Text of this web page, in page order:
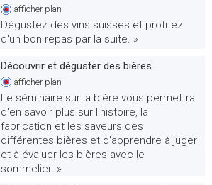
afficherplan
Dégustez des vins suisses et profitez
d'un bon repas par la suite. »
Découvrir et déguster des bières
afficherplan
Le séminaire sur la bière vous permettra
d'en savoir plus sur l'histoire, la
fabrication et les saveurs des
différentes bières et d'apprendre à juger
et à évaluer les bières avec le
sommelier. »